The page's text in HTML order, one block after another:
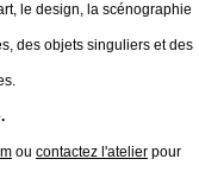
le design, la scénographie
des objets singuliers et des
ou contactez l'atelier pour